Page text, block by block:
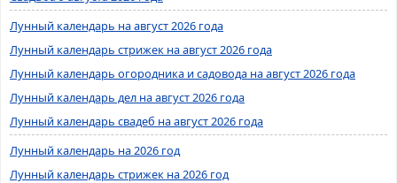
Лунный календарь на август 2026 года
Лунный календарь стрижек на август 2026 года
Лунный календарь огородника и садовода на август 2026 года
Лунный календарь дел на август 2026 года
Лунный календарь свадеб на август 2026 года
Лунный календарь на 2026 год
Лунный календарь стрижек на 2026 год